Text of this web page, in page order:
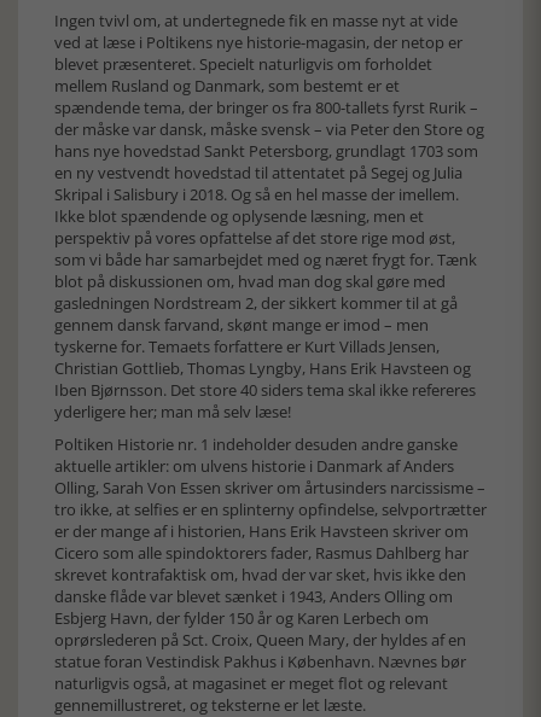
Ingen tvivl om, at undertegnede fik en masse nyt at vide
ved at læse i Poltikens nye historie-magasin, der netop er
blevet præsenteret. Specielt naturligvis om forholdet
mellem Rusland og Danmark, som bestemt er et
spændende tema, der bringer os fra 800-tallets fyrst Rurik –
der måske var dansk, måske svensk – via Peter den Store og
hans nye hovedstad Sankt Petersborg, grundlagt 1703 som
en ny vestvendt hovedstad til attentatet på Segej og Julia
Skripal i Salisbury i 2018. Og så en hel masse der imellem.
Ikke blot spændende og oplysende læsning, men et
perspektiv på vores opfattelse af det store rige mod øst,
som vi både har samarbejdet med og næret frygt for. Tænk
blot på diskussionen om, hvad man dog skal gøre med
gasledningen Nordstream 2, der sikkert kommer til at gå
gennem dansk farvand, skønt mange er imod – men
tyskerne for. Temaets forfattere er Kurt Villads Jensen,
Christian Gottlieb, Thomas Lyngby, Hans Erik Havsteen og
Iben Bjørnsson. Det store 40 siders tema skal ikke refereres
yderligere her; man må selv læse!
Poltiken Historie nr. 1 indeholder desuden andre ganske
aktuelle artikler: om ulvens historie i Danmark af Anders
Olling, Sarah Von Essen skriver om årtusinders narcissisme –
tro ikke, at selfies er en splinterny opfindelse, selvportrætter
er der mange af i historien, Hans Erik Havsteen skriver om
Cicero som alle spindoktorers fader, Rasmus Dahlberg har
skrevet kontrafaktisk om, hvad der var sket, hvis ikke den
danske flåde var blevet sænket i 1943, Anders Olling om
Esbjerg Havn, der fylder 150 år og Karen Lerbech om
oprørslederen på Sct. Croix, Queen Mary, der hyldes af en
statue foran Vestindisk Pakhus i København. Nævnes bør
naturligvis også, at magasinet er meget flot og relevant
gennemillustreret, og teksterne er let læste.